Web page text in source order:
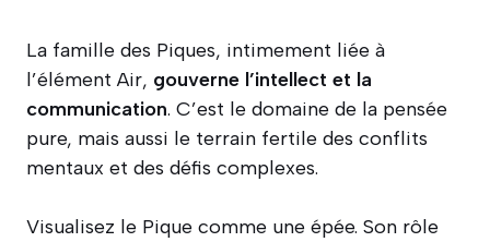
La famille des Piques, intimement liée à
l’élément Air, gouverne l’intellect et la
communication. C’est le domaine de la pensée
pure, mais aussi le terrain fertile des conflits
mentaux et des défis complexes.
Visualisez le Pique comme une épée. Son rôle